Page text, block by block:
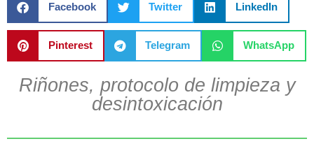
Facebook Twitter LinkedIn
Pinterest Telegram WhatsApp
Riñones, protocolo de limpieza y
desintoxicación